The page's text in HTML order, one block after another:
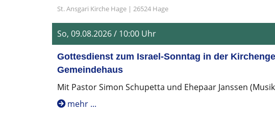
St. Ansgari Kirche Hage | 26524 Hage
So, 09.08.2026 / 10:00 Uhr
Gottesdienst zum Israel-Sonntag in der
Gemeindehaus
Mit Pastor Simon Schupetta und Ehepaar Janssen
mehr ...